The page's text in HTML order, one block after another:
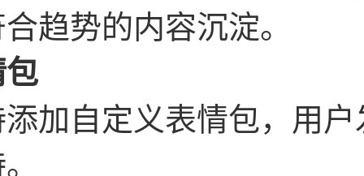
趋势的内容沉淀。
加自定义表情包，用